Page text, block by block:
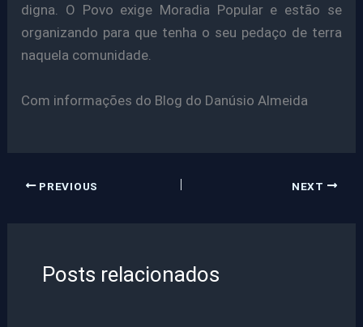
digna. O Povo exige Moradia Popular e estão se
organizando para que tenha o seu pedaço de terra
naquela comunidade.
Com informações do Blog do Danúsio Almeida
PREVIOUS NEXT
Posts relacionados